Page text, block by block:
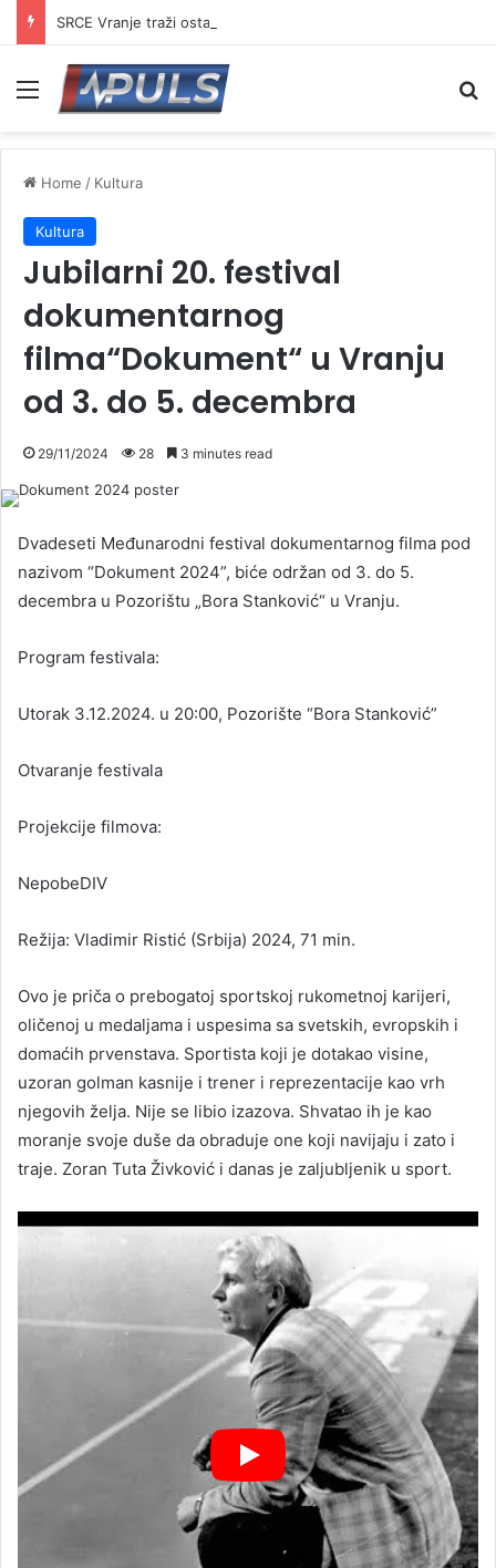
Menu
Home / Kultura
Kultura
Jubilarni 20. festival
dokumentarnog
filma“Dokument“ u Vranju
od 3. do 5. decembra
29/11/2024 28 3 minutes read
Dvadeseti Međunarodni festival dokumentarnog filma pod
nazivom “Dokument 2024”, biće održan od 3. do 5.
decembra u Pozorištu „Bora Stanković“ u Vranju.
Program festivala:
Utorak 3.12.2024. u 20:00, Pozorište “Bora Stanković”
Otvaranje festivala
Projekcije filmova:
NepobeDIV
Režija: Vladimir Ristić (Srbija) 2024, 71 min.
Ovo je priča o prebogatoj sportskoj rukometnoj karijeri,
oličenoj u medaljama i uspesima sa svetskih, evropskih i
domaćih prvenstava. Sportista koji je dotakao visine,
uzoran golman kasnije i trener i reprezentacije kao vrh
njegovih želja. Nije se libio izazova. Shvatao ih je kao
moranje svoje duše da obraduje one koji navijaju i zato i
traje. Zoran Tuta Živković i danas je zaljubljenik u sport.